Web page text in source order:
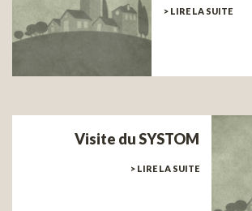
> LIRE LA SUITE
Visite du SYSTOM
> LIRE LA SUITE